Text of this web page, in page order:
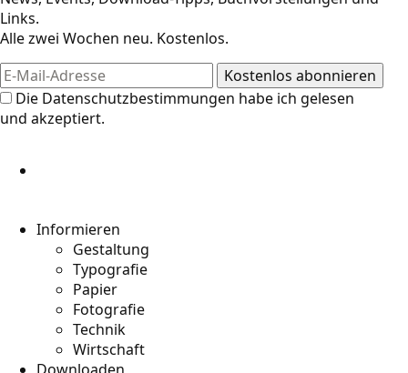
Links.
Alle zwei Wochen neu. Kostenlos.
Die Datenschutzbestimmungen habe ich gelesen
und akzeptiert.
Informieren
Gestaltung
Typografie
Papier
Fotografie
Technik
Wirtschaft